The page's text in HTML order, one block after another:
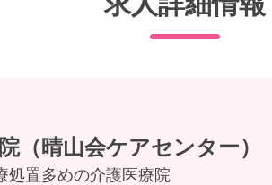
（晴山会ケアセンター）
処置多めの介護医療院